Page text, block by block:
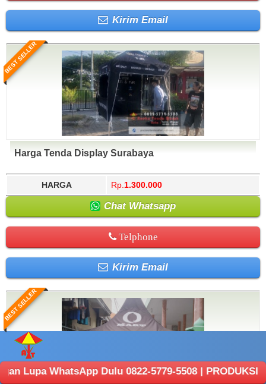
Kirim Email
BEST SELLER
Harga Tenda Display Surabaya
HARGA Rp. 1.300.000
Chat Whatsapp
Telphone
Kirim Email
BEST SELLER
Dulu 0822-5779-5508 | PRODUKSI ANEKA